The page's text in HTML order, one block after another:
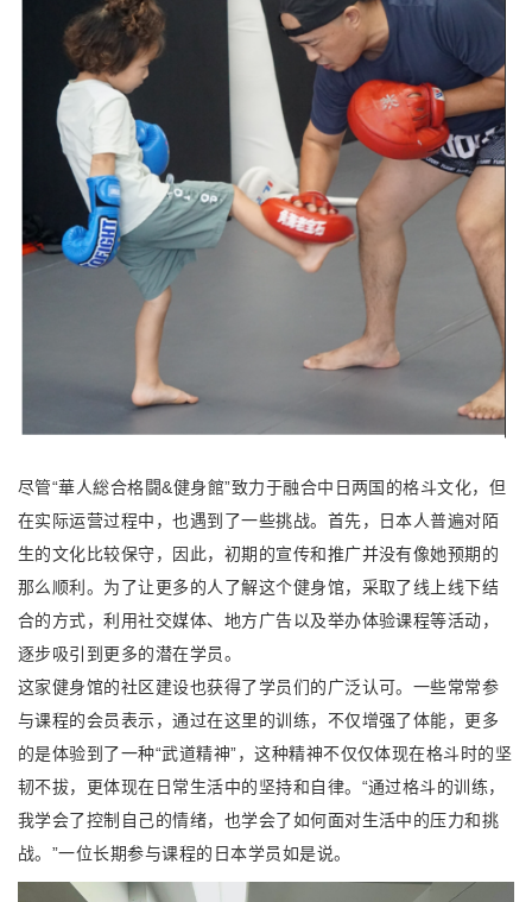
尽管“華人総合格闘&健身館”致力于融合中日两国的格斗文化，但
在实际运营过程中，也遇到了一些挑战。首先，日本人普遍对陌
生的文化比较保守，因此，初期的宣传和推广并没有像她预期的
那么顺利。为了让更多的人了解这个健身馆，采取了线上线下结
合的方式，利用社交媒体、地方广告以及举办体验课程等活动，
逐步吸引到更多的潜在学员。
这家健身馆的社区建设也获得了学员们的广泛认可。一些常常参
与课程的会员表示，通过在这里的训练，不仅增强了体能，更多
的是体验到了一种“武道精神”，这种精神不仅仅体现在格斗时的坚
韧不拔，更体现在日常生活中的坚持和自律。“通过格斗的训练，
我学会了控制自己的情绪，也学会了如何面对生活中的压力和挑
战。”一位长期参与课程的日本学员如是说。